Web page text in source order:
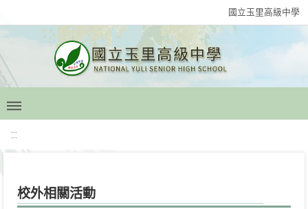
國立玉里高級中學
:::
校外相關活動